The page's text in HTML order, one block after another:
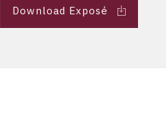
Download Exposé